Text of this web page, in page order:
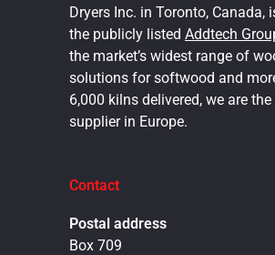
Dryers Inc. in Toronto, Canada,
the publicly listed Addtech
the market’s widest range of
solutions for softwood and
6,000 kilns delivered, we are
supplier in Europe.
Contact
Postal address
Box 709